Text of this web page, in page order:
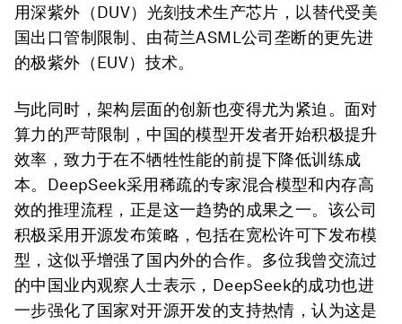
用深紫外（DUV）光刻技术生产芯片，以替代受美
国出口管制限制、由荷兰ASML公司垄断的更先进
的极紫外（EUV）技术。
与此同时，架构层面的创新也变得尤为紧迫。面对
算力的严苛限制，中国的模型开发者开始积极提升
效率，致力于在不牺牲性能的前提下降低训练成
本。DeepSeek采用稀疏的专家混合模型和内存高
效的推理流程，正是这一趋势的成果之一。该公司
积极采用开源发布策略，包括在宽松许可下发布模
型，这似乎增强了国内外的合作。多位我曾交流过
的中国业内观察人士表示，DeepSeek的成功也进
一步强化了国家对开源开发的支持热情，认为这是